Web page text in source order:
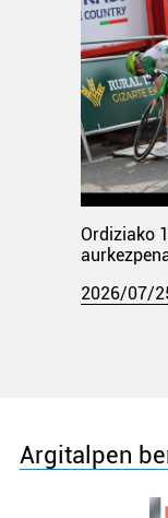
Ordiziako
2026/07/
Argitalpen